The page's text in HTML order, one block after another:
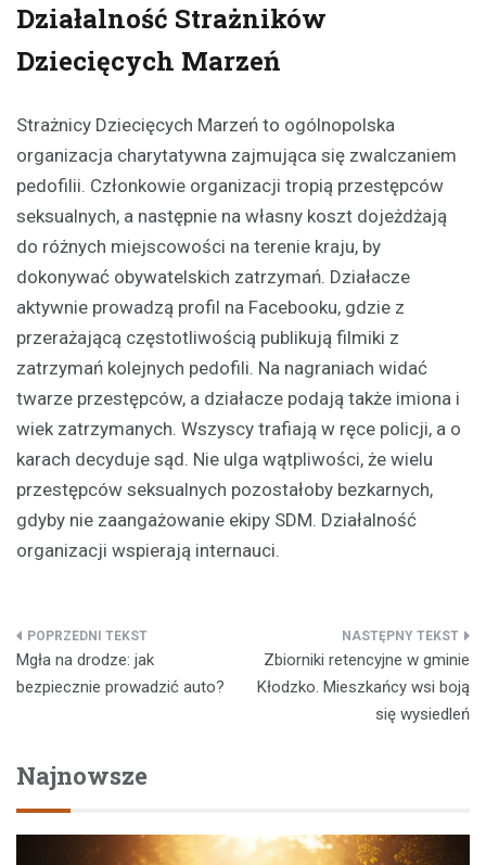
Działalność Strażników
Dziecięcych Marzeń
Strażnicy Dziecięcych Marzeń to ogólnopolska
organizacja charytatywna zajmująca się zwalczaniem
pedofilii. Członkowie organizacji tropią przestępców
seksualnych, a następnie na własny koszt dojeżdżają
do różnych miejscowości na terenie kraju, by
dokonywać obywatelskich zatrzymań. Działacze
aktywnie prowadzą profil na Facebooku, gdzie z
przerażającą częstotliwością publikują filmiki z
zatrzymań kolejnych pedofili. Na nagraniach widać
twarze przestępców, a działacze podają także imiona i
wiek zatrzymanych. Wszyscy trafiają w ręce policji, a o
karach decyduje sąd. Nie ulga wątpliwości, że wielu
przestępców seksualnych pozostałoby bezkarnych,
gdyby nie zaangażowanie ekipy SDM. Działalność
organizacji wspierają internauci.
Nawigacja
wpisu
Mgła na drodze: jak
bezpiecznie prowadzić auto?
Zbiorniki retencyjne w gminie
Kłodzko. Mieszkańcy wsi boją
się wysiedleń
Najnowsze